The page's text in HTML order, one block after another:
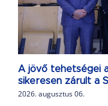
A jövő tehetségei
sikeresen zárult a
2026. augusztus 06.